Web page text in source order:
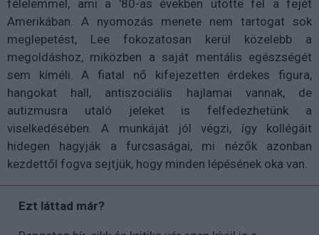
félelemmel, ami a '80-as években ütötte fel a fejét
Amerikában. A nyomozás menete nem tartogat sok
meglepetést, Lee fokozatosan kerül közelebb a
megoldáshoz, miközben a saját mentális egészségét
sem kíméli. A fiatal nő kifejezetten érdekes figura,
hangokat hall, antiszociális hajlamai vannak, de
autizmusra utaló jeleket is felfedezhetünk a
viselkedésében. A munkáját jól végzi, így kollégáit
hidegen hagyják a furcsaságai, mi nézők azonban
kezdettől fogva sejtjük, hogy minden lépésének oka van.
Ezt láttad már?